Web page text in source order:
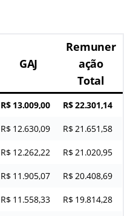
GAJ
Remuner
ação
Total
R$ 13.009,00 R$ 22.301,14
R$ 12.630,09 R$ 21.651,58
R$ 12.262,22 R$ 21.020,95
R$ 11.905,07 R$ 20.408,69
R$ 11.558,33 R$ 19.814,28